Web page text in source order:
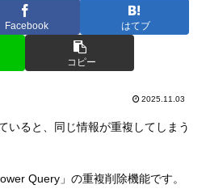
Facebook はてブ
コピー
2025.11.03
いると、同じ情報が重複してしまう
Query」の重複削除機能です。